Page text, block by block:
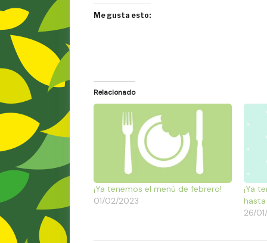
Me gusta esto:
Relacionado
¡Ya tenemos el menú de febrero!
01/02/2023
¡Ya
26/